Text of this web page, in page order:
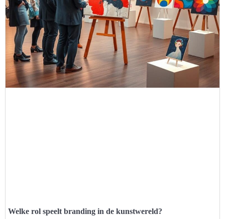
Welke rol speelt branding in de kunstwereld?